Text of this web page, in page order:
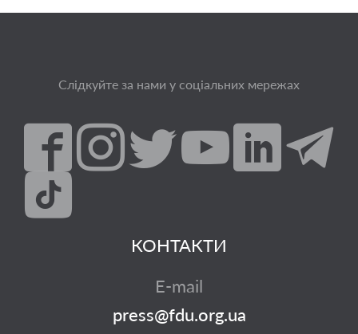
Слідкуйте за нами у соціальних мережах
КОНТАКТИ
E-mail
press@fdu.org.ua